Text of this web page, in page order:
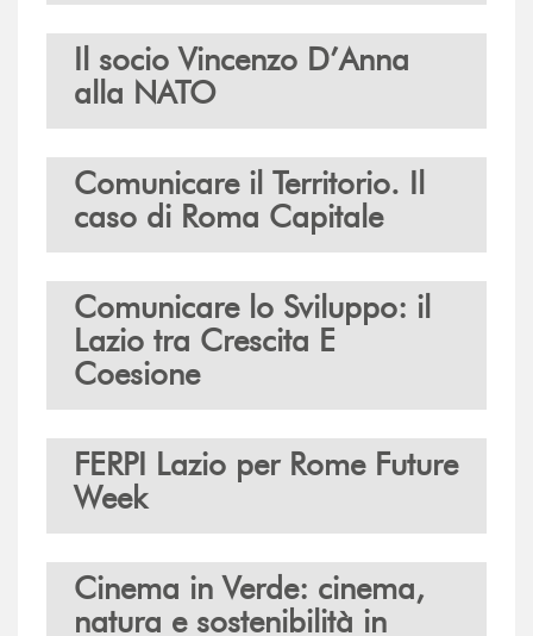
Il socio Vincenzo D’Anna
alla NATO
Comunicare il Territorio. Il
caso di Roma Capitale
Comunicare lo Sviluppo: il
Lazio tra Crescita E
Coesione
FERPI Lazio per Rome Future
Week
Cinema in Verde: cinema,
natura e sostenibilità in